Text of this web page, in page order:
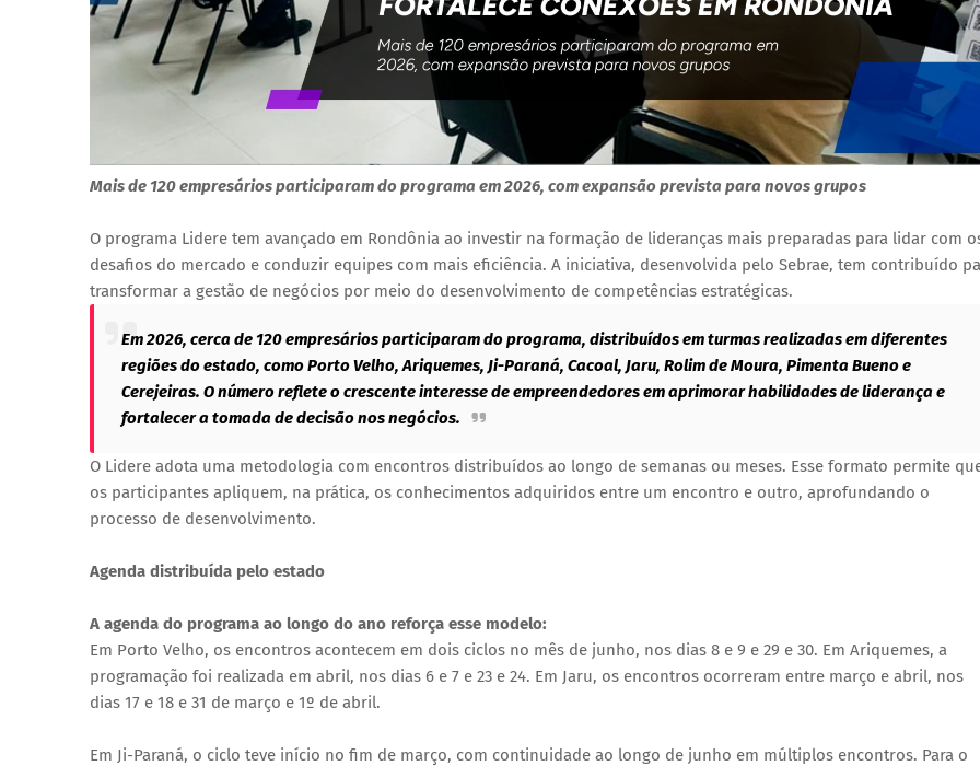
Mais de 120 empresários participaram do programa em 2026, com expansão prevista para novos grupos
O programa Lidere tem avançado em Rondônia ao investir na formação de lideranças mais preparadas para lidar com
desafios do mercado e conduzir equipes com mais eficiência. A iniciativa, desenvolvida pelo Sebrae, tem contribuído
transformar a gestão de negócios por meio do desenvolvimento de competências estratégicas.
Em 2026, cerca de 120 empresários participaram do programa, distribuídos em turmas realizadas em diferentes
regiões do estado, como Porto Velho, Ariquemes, Ji-Paraná, Cacoal, Jaru, Rolim de Moura, Pimenta Bueno e
Cerejeiras. O número reflete o crescente interesse de empreendedores em aprimorar habilidades de liderança e
fortalecer a tomada de decisão nos negócios.
O Lidere adota uma metodologia com encontros distribuídos ao longo de semanas ou meses. Esse formato permite
os participantes apliquem, na prática, os conhecimentos adquiridos entre um encontro e outro, aprofundando o
processo de desenvolvimento.
Agenda distribuída pelo estado
A agenda do programa ao longo do ano reforça esse modelo:
Em Porto Velho, os encontros acontecem em dois ciclos no mês de junho, nos dias 8 e 9 e 29 e 30. Em Ariquemes, a
programação foi realizada em abril, nos dias 6 e 7 e 23 e 24. Em Jaru, os encontros ocorreram entre março e abril, nos
dias 17 e 18 e 31 de março e 1º de abril.
Em Ji-Paraná, o ciclo teve início no fim de março, com continuidade ao longo de junho em múltiplos encontros. Para o